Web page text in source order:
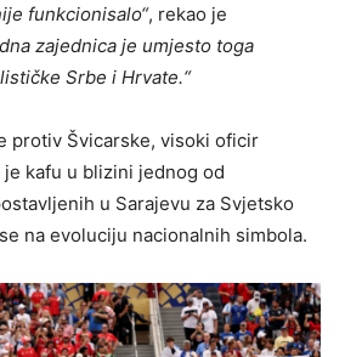
funkcionisalo“, rekao je
zajednica je umjesto toga
Srbe i Hrvate.“
protiv Švicarske, visoki oficir
kafu u blizini jednog od
u Sarajevu za Svjetsko
na evoluciju nacionalnih simbola.